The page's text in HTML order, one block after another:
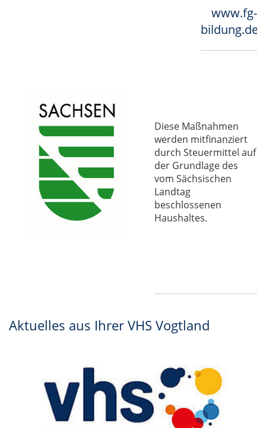
www.fg-
bildung.de
Diese Maßnahmen
werden mitfinanziert
durch Steuermittel auf
der Grundlage des
vom Sächsischen
Landtag
beschlossenen
Haushaltes.
Aktuelles aus Ihrer VHS Vogtland